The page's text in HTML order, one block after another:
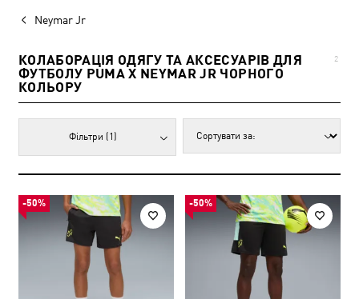
Neymar Jr
КОЛАБОРАЦІЯ ОДЯГУ ТА АКСЕСУАРІВ ДЛЯ
ФУТБОЛУ PUMA X NEYMAR JR ЧОРНОГО
КОЛЬОРУ
2
Фільтри (1)
-50% -50%